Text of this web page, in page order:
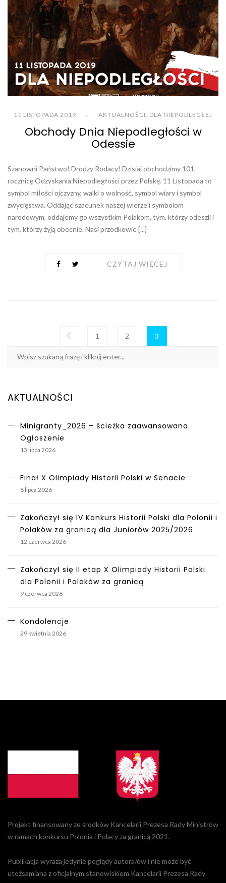
11 LISTOPADA 2019 AKTUALNOŚCI, DLA NIEPODLEGŁEJ
Obchody Dnia Niepodległości w
Odessie
Szanowni Państwo! Drodzy Rodacy! Dzisiaj obchodzimy 101.
rocznicę Odzyskania Niepodległości przez Polskę. 11 Listopada to
symbol miłości ojczyzny, walki o wolność, symbol wiary i symbol
zwycięstwa. Oddając szacunek naszej wierze i symbolom
narodowym, oddajemy go wszystkim Polakom, tym, którzy odeszli i
tym, którzy żyją obecnie. Nasi przodkowie [...]
CZYTAJ WIĘCEJ
1 2 3
AKTUALNOŚCI
Minigranty_2026 – ścieżka zaawansowana.
Ogłoszenie
13 lipca 2026
Finał X Olimpiady Historii Polski w Senacie
8 lipca 2026
Zakończył się IV Konkurs Historii Polski dla Polonii i
Polaków za granicą dla Juniorów 2025/2026
12 czerwca 2026
Zakończył się II etap X Olimpiady Historii Polski
dla Polonii i Polaków za granicą
9 czerwca 2026
Kondolencje
29 kwietnia 2026
Projekt finansowany ze środków Kancelarii Prezesa Rady Ministrów
w ramach konkursu Polonia i Polacy za granicą 2021.
Publikacja wyraża jedynie poglądy autora/ów i nie może być
utożsamiana z oficjalnym stanowiskiem Kancelarii Prezesa Rady